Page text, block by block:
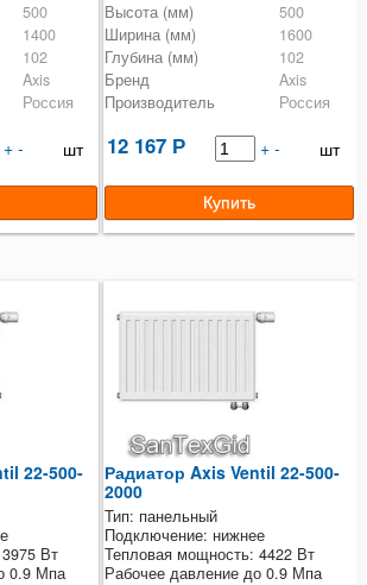
500
1400
102
Axis
Россия
+ - шт
Высота (мм)
500
Ширина (мм)
1600
Глубина (мм)
102
Бренд
Axis
Производитель
Россия
12 167 Р + - шт
22-500-
Вт
0.9 Мпа
Радиатор Axis Ventil 22-500-
2000
Тип: панельный
Подключение: нижнее
Тепловая мощность: 4422 Вт
Рабочее давление до 0.9 Мпа